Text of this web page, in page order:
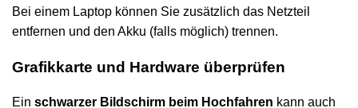
Bei einem Laptop können Sie zusätzlich das Netzteil
entfernen und den Akku (falls möglich) trennen.
Grafikkarte und Hardware überprüfen
Ein schwarzer Bildschirm beim Hochfahren kann auch